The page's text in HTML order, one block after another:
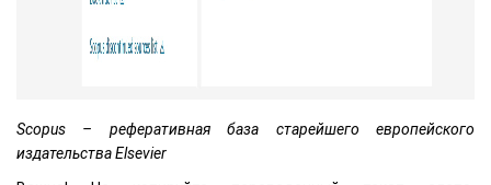
Scopus – реферативная база старейшего европейского
издательства Elsevier